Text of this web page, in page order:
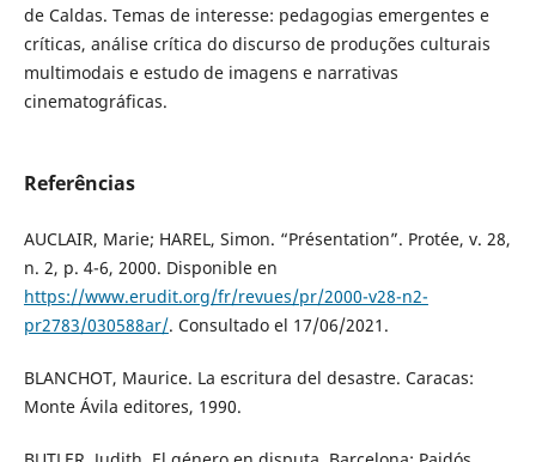
de Caldas. Temas de interesse: pedagogias emergentes e
críticas, análise crítica do discurso de produções culturais
multimodais e estudo de imagens e narrativas
cinematográficas.
Referências
AUCLAIR, Marie; HAREL, Simon. “Présentation”. Protée, v. 28,
n. 2, p. 4-6, 2000. Disponible en
https://www.erudit.org/fr/revues/pr/2000-v28-n2-
pr2783/030588ar/. Consultado el 17/06/2021.
BLANCHOT, Maurice. La escritura del desastre. Caracas:
Monte Ávila editores, 1990.